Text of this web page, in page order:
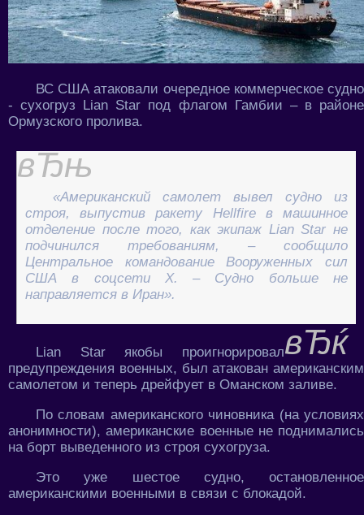
ВС США атаковали очередное коммерческое судно
- сухогруз Lian Star под флагом Гамбии – в районе
Ормузского пролива.
«Американский самолет вывел судно из
строя, выпустив ракету Hellfire в машинное
отделение после того, как экипаж Lian Star не
подчинился требованиям, – сообщило
Центральное командование Вооруженных сил
США в соцсети X. – Судно больше не
направляется в Иран».
Lian Star якобы проигнорировал
предупреждения военных, был атакован американским
самолетом и теперь дрейфует в Оманском заливе.
По словам американского чиновника (на условиях
анонимности), американские военные не поднимались
на борт выведенного из строя сухогруза.
Это уже шестое судно, остановленное
американскими военными в связи с блокадой.